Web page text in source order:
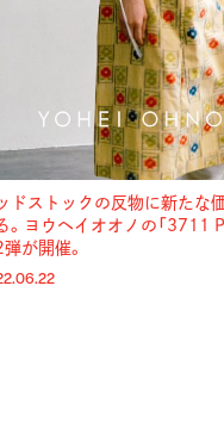
ドストックの反物に新たな
。ヨウヘイオオノの「3711
が開催。